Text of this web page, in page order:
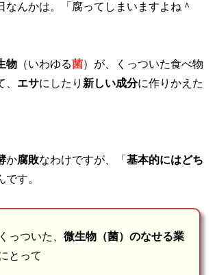
なんかは。「腐ってしまいますよね＾
物 （いわゆる菌）が、くっついた食べ物
エサにしたり 新しい成分に作りかえた
か腐敗なわけですが、「 基本的にはどち
です。
っついた、 微生物（菌）のなせる業
とって